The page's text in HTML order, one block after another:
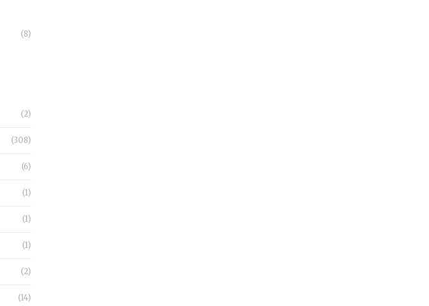
(8)
(2)
(308)
(6)
(1)
(1)
(1)
(2)
(14)